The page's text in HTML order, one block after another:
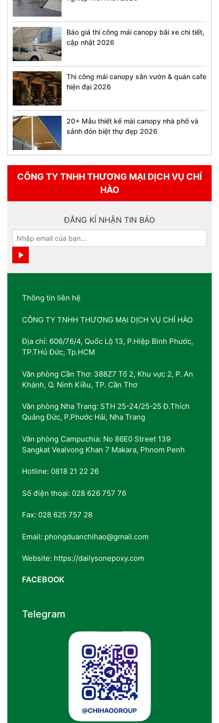
Báo giá thi công mái canopy bãi xe chi tiết,
cập nhật 2026
Thi công mái canopy sân vườn & quán cafe
hiện đại 2026
20+ Mẫu thiết kế mái canopy nhà phố và
sảnh đón biệt thự đẹp 2026
CÔNG TY TNHH THƯƠNG MẠI DỊCH VỤ CHÍ
HÀO
ĐĂNG KÍ NHẬN TIN BÁO
Thông tin liên hệ
CÔNG TY TNHH THƯƠNG MẠI DỊCH VỤ CHÍ HÀO
Địa chỉ: 606/76/4, Quốc Lộ 13, P.Hiệp Bình Phước,
TP.THủ Đức, Tp.HCM
Văn phòng Cần Thơ: 388Z7 Tổ 2, Khu vực 2, P. An
Khánh, Q. Ninh Kiều, TP. Cần Thơ
Văn phòng Nha Trang: STH 25-24/25-25 Đ.Thích
Quảng Đức, P.Phước Hải, Nha Trang
Văn phòng Campuchia: No 86E0 Street 139
Sangkat Vealvong Khan 7 Makara, Phnom Penh
Hotline: 0818 21 22 26
Số điện thoại: 028 626 757 76
Fax: 028 625 757 28
Email: phongduanchihao@gmail.com
Website: https://dailysonepoxy.com
FACEBOOK
Telegram